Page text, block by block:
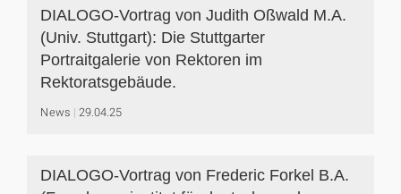
DIALOGO-Vortrag von Judith Oßwald M.A.
(Univ. Stuttgart): Die Stuttgarter
Portraitgalerie von Rektoren im
Rektoratsgebäude.
News 29.04.25
DIALOGO-Vortrag von Frederic Forkel B.A.